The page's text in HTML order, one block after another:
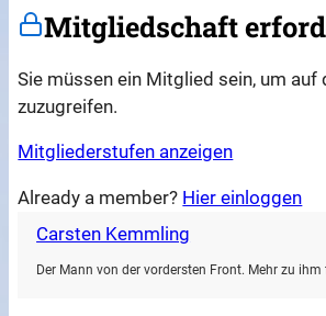
Mitgliedschaft
Sie müssen ein Mitglied sein, um auf
zuzugreifen.
Mitgliederstufen anzeigen
Already a member? Hier einloggen
Carsten Kemmling
Der Mann von der vordersten Front. Mehr zu ihm